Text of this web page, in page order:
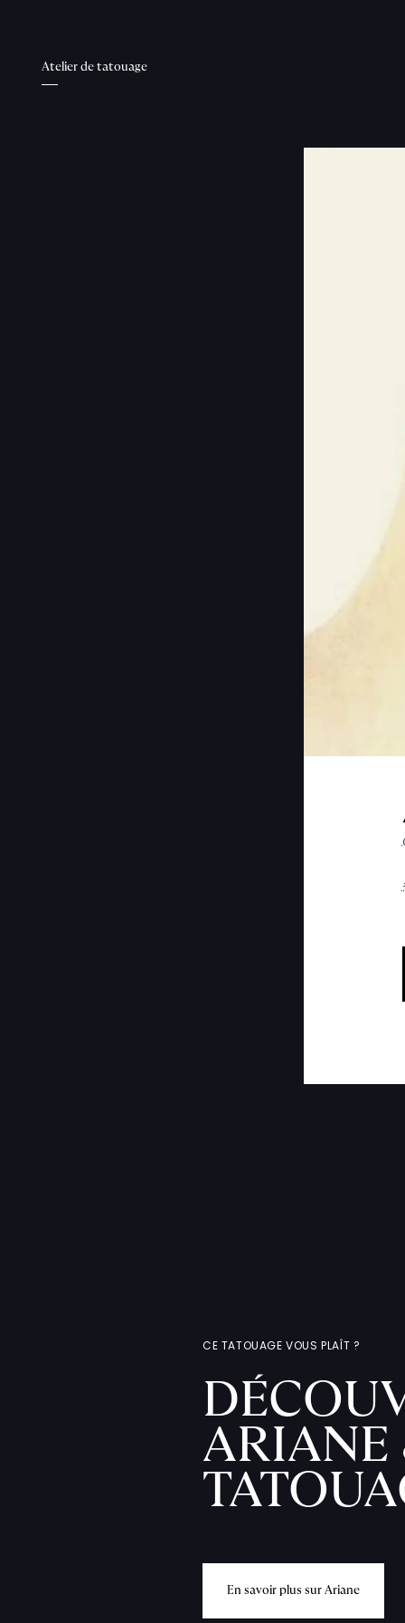
Atelier de tatouage
CE TATOUAGE VOUS PLAÎT ?
ARIANE
En savoir plus sur Ariane